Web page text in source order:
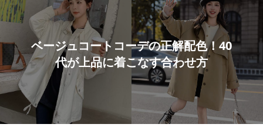
ベージュコートコーデの正解配色！40
代が上品に着こなす合わせ方